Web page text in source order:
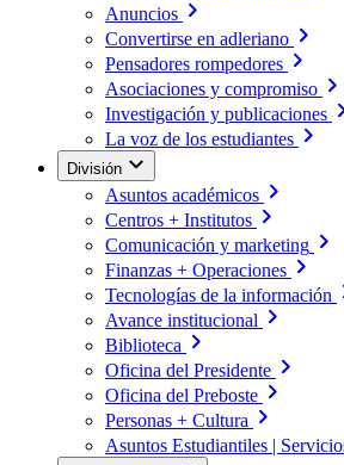
Anuncios
Convertirse en adleriano
Pensadores rompedores
Asociaciones y compromiso
Investigación y publicaciones
La voz de los estudiantes
División
Asuntos académicos
Centros + Institutos
Comunicación y marketing
Finanzas + Operaciones
Tecnologías de la información
Avance institucional
Biblioteca
Oficina del Presidente
Oficina del Preboste
Personas + Cultura
Asuntos Estudiantiles |